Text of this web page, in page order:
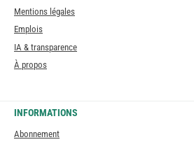
Mentions légales
Emplois
IA & transparence
À propos
INFORMATIONS
Abonnement